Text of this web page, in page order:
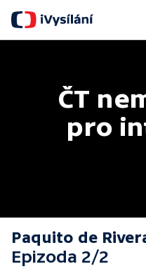
ČT
pro
Paquito de
Epizoda 2/2